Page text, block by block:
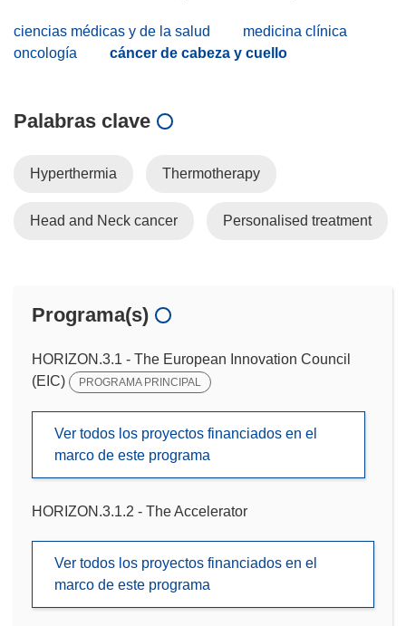
ciencias médicas y de la salud
medicina clínica
oncología
cáncer de cabeza y cuello
Palabras clave
Hyperthermia Thermotherapy
Head and Neck cancer Personalised treatment
Programa(s)
HORIZON.3.1 - The European Innovation Council
(EIC)
PROGRAMA PRINCIPAL
Ver todos los proyectos financiados en el
marco de este programa
HORIZON.3.1.2 - The Accelerator
Ver todos los proyectos financiados en el
marco de este programa